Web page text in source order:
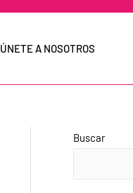
ÚNETE A NOSOTROS
Buscar